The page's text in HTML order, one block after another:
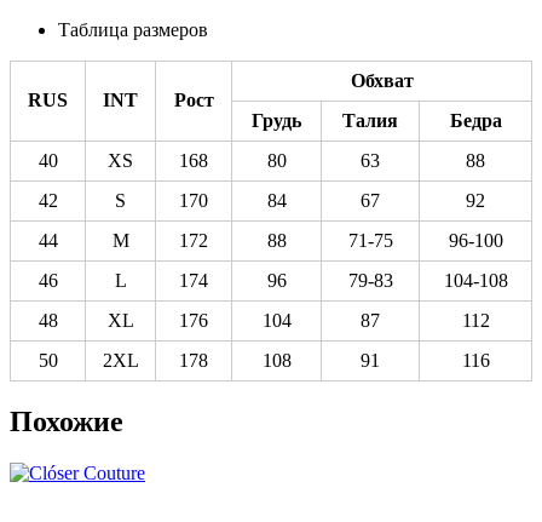
Таблица размеров
RUS INT Рост
Обхват
Грудь
Талия
Бедра
40
XS 168 80 63
88
42
S 170 84 67
92
44
M 172 88 71-75
96-100
46
L 174 96 79-83
104-108
48
XL 176 104 87
112
50
2XL 178 108 91 116
Похожие